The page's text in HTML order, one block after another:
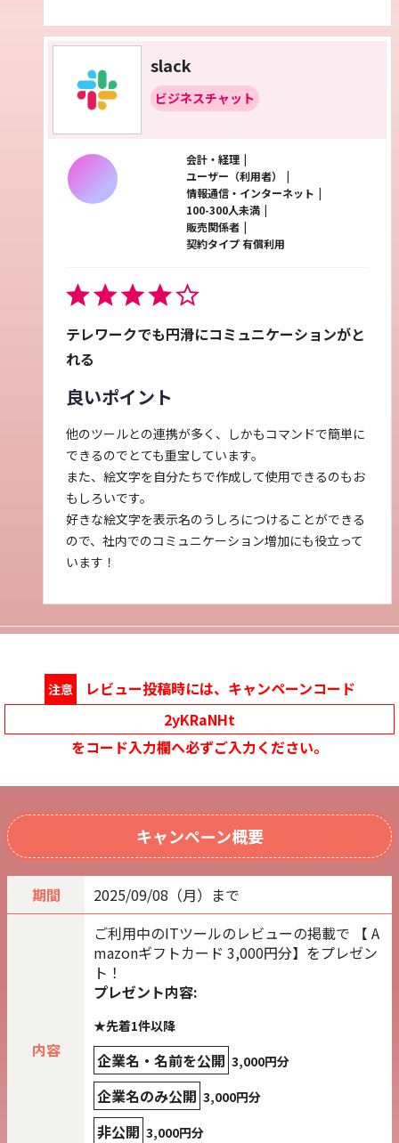
slack
ビジネスチャット
会計・経理
ユーザー（利用者）
情報通信・インターネット
100-300人未満
販売関係者
契約タイプ 有償利用
テレワークでも円滑にコミュニケーションがと
れる
良いポイント
他のツールとの連携が多く、しかもコマンドで簡単に
できるのでとても重宝しています。
また、絵文字を自分たちで作成して使用できるのもお
もしろいです。
好きな絵文字を表示名のうしろにつけることができる
ので、社内でのコミュニケーション増加にも役立って
います！
注意
レビュー投稿時には、キャンペーンコード
2yKRaNHt
をコード入力欄へ必ずご入力ください。
キャンペーン概要
期間 2025/09/08（月）まで
内容
ご利用中のITツールのレビューの掲載で 【 A
mazonギフトカード 3,000円分】をプレゼン
ト！
プレゼント内容:
★先着1件以降
企業名・名前を公開 3,000円分
企業名のみ公開 3,000円分
非公開 3,000円分